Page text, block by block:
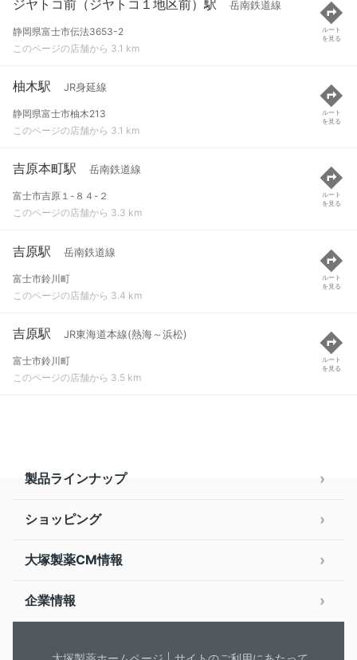
ジヤトコ前（ジヤトコ１地区前）駅 岳南鉄道線
静岡県富士市伝法3653-2
このページの店舗から 3.1 km
ルート
を見る
柚木駅 JR身延線
静岡県富士市柚木213
このページの店舗から 3.1 km
ルート
を見る
吉原本町駅 岳南鉄道線
富士市吉原１-８４-２
このページの店舗から 3.3 km
ルート
を見る
吉原駅 岳南鉄道線
富士市鈴川町
このページの店舗から 3.4 km
ルート
を見る
吉原駅 JR東海道本線(熱海～浜松)
富士市鈴川町
このページの店舗から 3.5 km
ルート
を見る
製品ラインナップ
ショッピング
大塚製薬CM情報
企業情報